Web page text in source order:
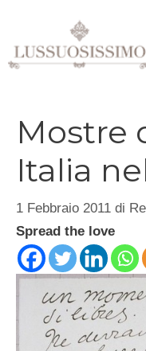
contenuto
Mostre
Italia
1 Febbraio 2011 di
Spread the love